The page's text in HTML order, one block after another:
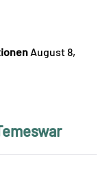
August 8,